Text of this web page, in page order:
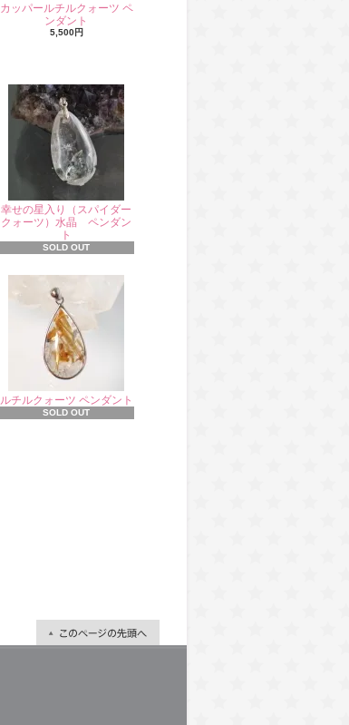
カッパールチルクォーツ ペ
ンダント
5,500円
幸せの星入り（スパイダー
クォーツ）水晶 ペンダン
ト
SOLD OUT
ルチルクォーツ ペンダント
SOLD OUT